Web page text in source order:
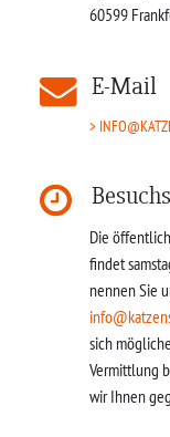
60599
E-Mail
Die
findet
nennen Sie
sich
Vermittlung
wir Ihnen